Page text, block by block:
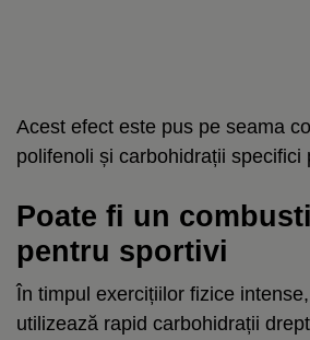
Acest efect este pus pe seama
polifenoli și carbohidrații specifici
Poate fi un
pentru sportivi
În timpul exercițiilor fizice
utilizează rapid carbohidrații